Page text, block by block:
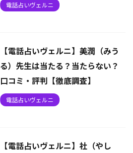
電話占いヴェルニ
【電話占いヴェルニ】美潤（みう
る）先生は当たる？当たらない？
口コミ・評判【徹底調査】
電話占いヴェルニ
【電話占いヴェルニ】社（やし